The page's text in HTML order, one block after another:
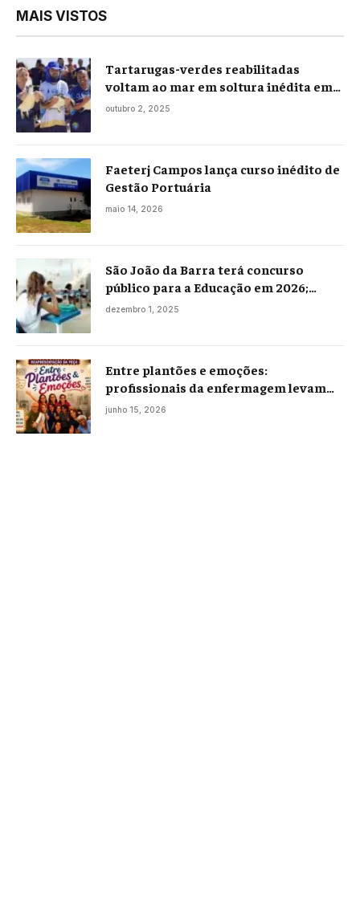
MAIS VISTOS
Tartarugas-verdes reabilitadas
voltam ao mar em soltura inédita em
Praia Seca
outubro 2, 2025
Faeterj Campos lança curso inédito de
Gestão Portuária
maio 14, 2026
São João da Barra terá concurso
público para a Educação em 2026;
projeto já está na Câmara
dezembro 1, 2025
Entre plantões e emoções:
profissionais da enfermagem levam
histórias reais ao palco em Campos
junho 15, 2026